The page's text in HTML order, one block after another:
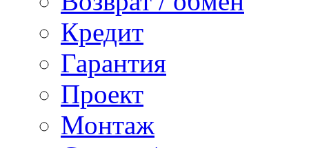
Кредит
Гарантия
Проект
Монтаж